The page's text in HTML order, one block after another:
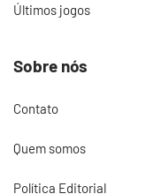
Últimos jogos
Sobre nós
Contato
Quem somos
Política Editorial